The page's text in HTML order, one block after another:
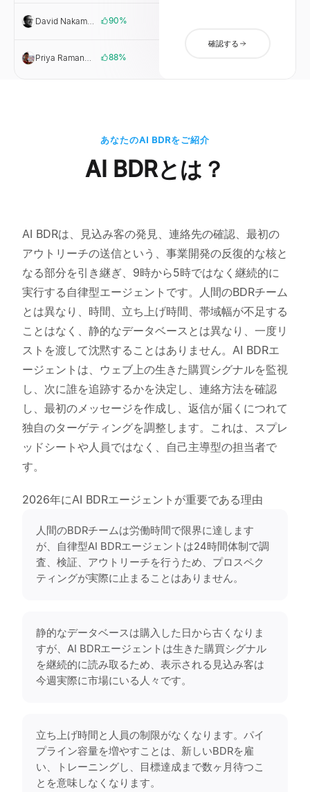
David Nakamura 90%
Priya Ramanathan 88%
確認する
あなたのAI BDRをご紹介
AI BDRとは？
AI BDRは、見込み客の発見、連絡先の確認、最初の
アウトリーチの送信という、事業開発の反復的な核と
なる部分を引き継ぎ、9時から5時ではなく継続的に
実行する自律型エージェントです。人間のBDRチーム
とは異なり、時間、立ち上げ時間、帯域幅が不足する
ことはなく、静的なデータベースとは異なり、一度リ
ストを渡して沈黙することはありません。AI BDRエ
ージェントは、ウェブ上の生きた購買シグナルを監視
し、次に誰を追跡するかを決定し、連絡方法を確認
し、最初のメッセージを作成し、返信が届くにつれて
独自のターゲティングを調整します。これは、スプレ
ッドシートや人員ではなく、自己主導型の担当者で
す。
2026年にAI BDRエージェントが重要である理由
人間のBDRチームは労働時間で限界に達します
が、自律型AI BDRエージェントは24時間体制で調
査、検証、アウトリーチを行うため、プロスペク
ティングが実際に止まることはありません。
静的なデータベースは購入した日から古くなりま
すが、AI BDRエージェントは生きた購買シグナル
を継続的に読み取るため、表示される見込み客は
今週実際に市場にいる人々です。
立ち上げ時間と人員の制限がなくなります。パイ
プライン容量を増やすことは、新しいBDRを雇
い、トレーニングし、目標達成まで数ヶ月待つこ
とを意味しなくなります。